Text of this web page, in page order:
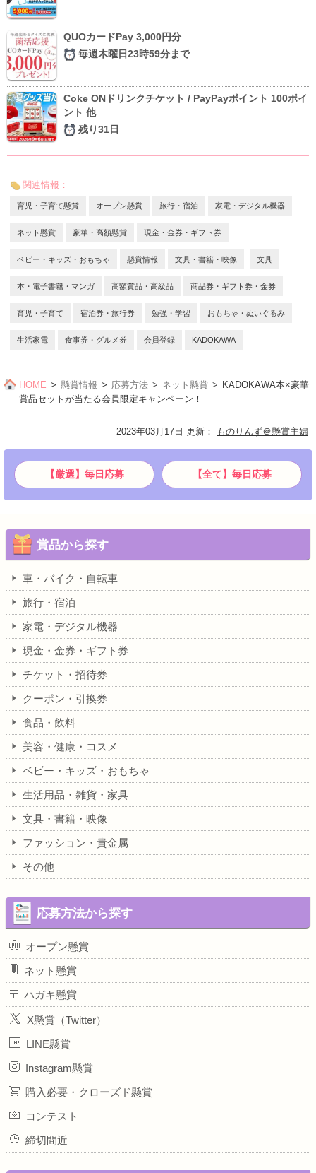
QUOカードPay 3,000円分
毎週木曜日23時59分まで
Coke ONドリンクチケット / PayPayポイント 100ポイ
ント 他
残り31日
関連情報：
育児・子育て懸賞 オープン懸賞 旅行・宿泊 家電・デジタル機器
ネット懸賞 豪華・高額懸賞 現金・金券・ギフト券
ベビー・キッズ・おもちゃ 懸賞情報 文具・書籍・映像 文具
本・電子書籍・マンガ 高額賞品・高級品 商品券・ギフト券・金券
育児・子育て 宿泊券・旅行券 勉強・学習 おもちゃ・ぬいぐるみ
生活家電 食事券・グルメ券 会員登録 KADOKAWA
HOME 懸賞情報 応募方法 ネット懸賞
KADOKAWA本×豪華
賞品セットが当たる会員限定キャンペーン！
2023年03月17日 更新 ： ものりんず＠懸賞主婦
【厳選】毎日応募 【全て】毎日応募
賞品から探す
車・バイク・自転車
旅行・宿泊
家電・デジタル機器
現金・金券・ギフト券
チケット・招待券
クーポン・引換券
食品・飲料
美容・健康・コスメ
ベビー・キッズ・おもちゃ
生活用品・雑貨・家具
文具・書籍・映像
ファッション・貴金属
その他
応募方法から探す
オープン懸賞
ネット懸賞
ハガキ懸賞
X懸賞（Twitter）
LINE懸賞
Instagram懸賞
購入必要・クローズド懸賞
コンテスト
締切間近